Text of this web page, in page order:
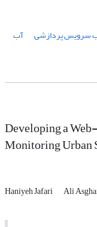
سرویس پردازشی آب
Developing a
Monitoring Urban
Haniyeh Jafari
Ali